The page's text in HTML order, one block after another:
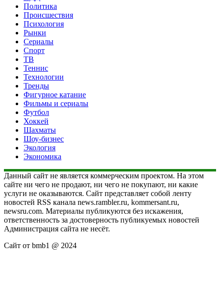
Политика
Происшествия
Психология
Рынки
Сериалы
Спорт
ТВ
Теннис
Технологии
Тренды
Фигурное катание
Фильмы и сериалы
Футбол
Хоккей
Шахматы
Шоу-бизнес
Экология
Экономика
Данный сайт не является коммерческим проектом. На этом
сайте ни чего не продают, ни чего не покупают, ни какие
услуги не оказываются. Сайт представляет собой ленту
новостей RSS канала news.rambler.ru, kommersant.ru,
newsru.com. Материалы публикуются без искажения,
ответственность за достоверность публикуемых новостей
Администрация сайта не несёт.
Сайт от bmb1 @ 2024